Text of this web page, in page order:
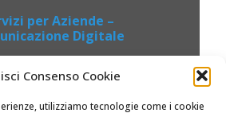
Consenso Cookie
utilizziamo tecnologie come i cookie
per Aziende –
Digitale